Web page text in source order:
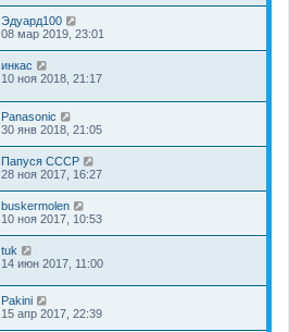
Эдуард100
08 мар 2019, 23:01
инкас
10 ноя 2018, 21:17
Panasonic
30 янв 2018, 21:05
Папуся СССР
28 ноя 2017, 16:27
buskermolen
10 ноя 2017, 10:53
tuk
14 июн 2017, 11:00
Pakini
15 апр 2017, 22:39